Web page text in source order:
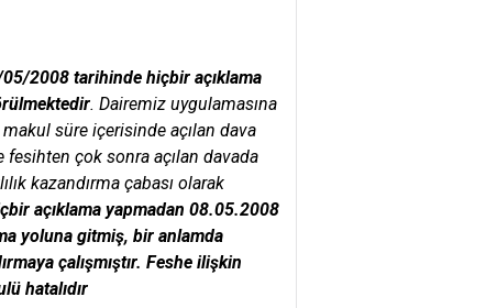
05/2008 tarihinde hiçbir açıklama
. Dairemiz uygulamasına
süre içerisinde açılan dava
çok sonra açılan davada
kazandırma çabası olarak
açıklama yapmadan 08.05.2008
yoluna gitmiş, bir anlamda
çalışmıştır. Feshe ilişkin
hatalıdır